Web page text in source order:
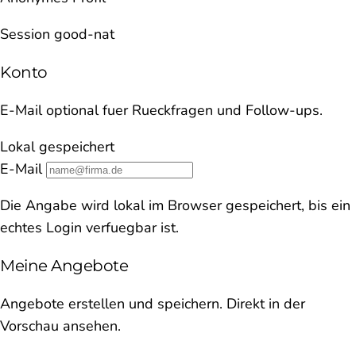
Session good-nat
Konto
E-Mail optional fuer Rueckfragen und Follow-ups.
Lokal gespeichert
E-Mail
Die Angabe wird lokal im Browser gespeichert, bis ein
echtes Login verfuegbar ist.
Meine Angebote
Angebote erstellen und speichern. Direkt in der
Vorschau ansehen.